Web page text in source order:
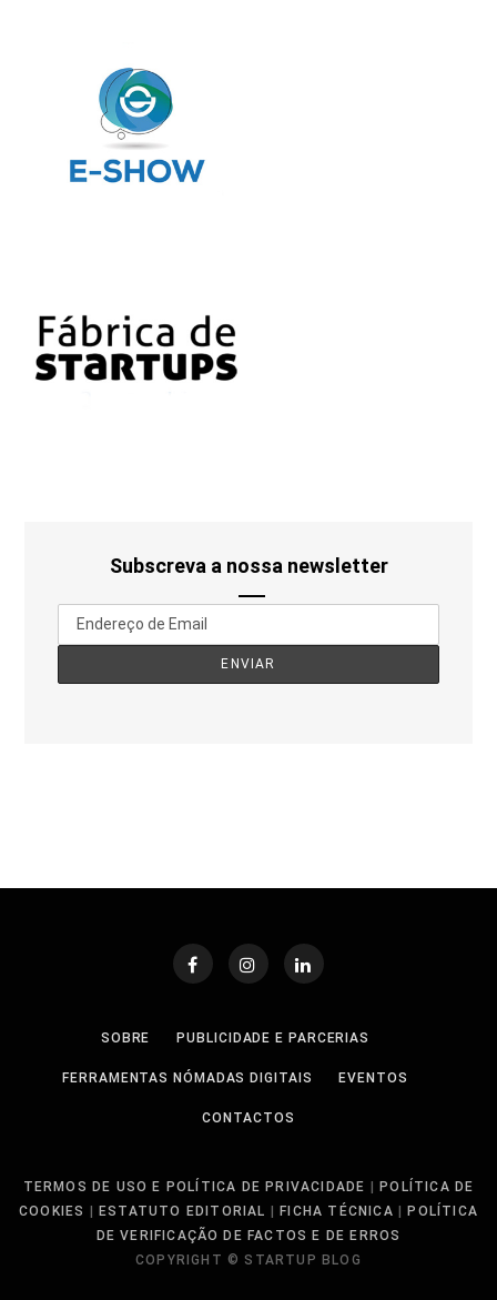
Subscreva a nossa newsletter
SOBRE PUBLICIDADE E PARCERIAS
FERRAMENTAS NÓMADAS DIGITAIS EVENTOS
CONTACTOS
TERMOS DE USO E POLÍTICA DE PRIVACIDADE |POLÍTICA DE
COOKIES | ESTATUTO EDITORIAL |FICHA TÉCNICA |POLÍTICA
DE VERIFICAÇÃO DE FACTOS E DE ERROS
COPYRIGHT © STARTUP BLOG